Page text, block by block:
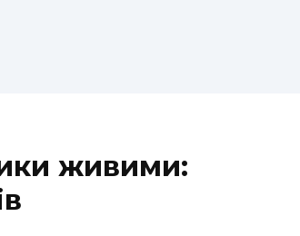
живими: